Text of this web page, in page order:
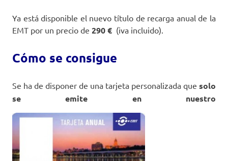
Ya está disponible el nuevo título de recarga anual de la
EMT por un precio de 290 € (iva incluido).
Cómo se consigue
Se ha de disponer de una tarjeta personalizada que solo
se emite
en nuestro